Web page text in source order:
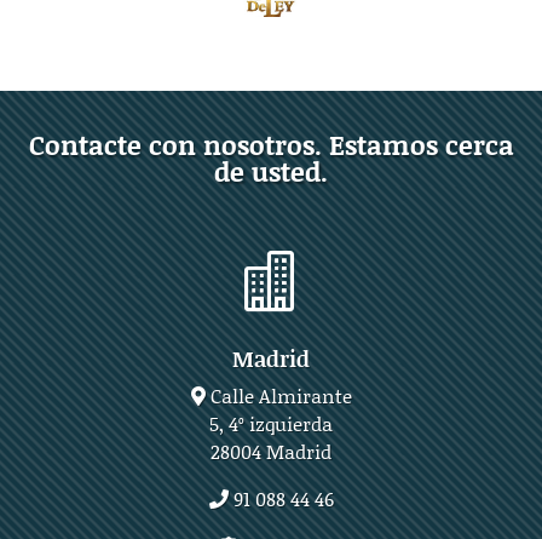
Contacte con nosotros. Estamos cerca
de usted.

Madrid
Calle Almirante
5, 4º izquierda
28004 Madrid
91 088 44 46